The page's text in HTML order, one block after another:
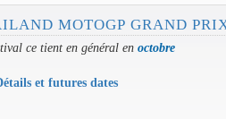
MOTOGP GRAND
ce tient en général en octobre
et futures dates